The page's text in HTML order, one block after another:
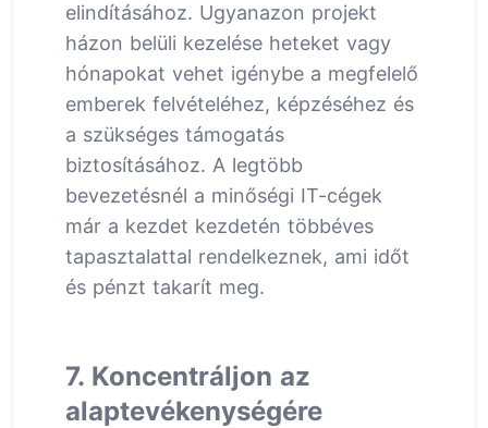
elindításához. Ugyanazon projekt
házon belüli kezelése heteket vagy
hónapokat vehet igénybe a megfelelő
emberek felvételéhez, képzéséhez és
a szükséges támogatás
biztosításához. A legtöbb
bevezetésnél a minőségi IT-cégek
már a kezdet kezdetén többéves
tapasztalattal rendelkeznek, ami időt
és pénzt takarít meg.
7. Koncentráljon az
alaptevékenységére